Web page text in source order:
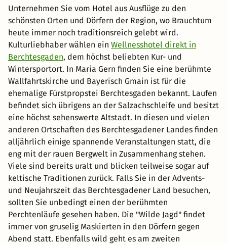
Unternehmen Sie vom Hotel aus Ausflüge zu den
schönsten Orten und Dörfern der Region, wo Brauchtum
heute immer noch traditionsreich gelebt wird.
Kulturliebhaber wählen ein Wellnesshotel direkt in
Berchtesgaden, dem höchst beliebten Kur- und
Wintersportort. In Maria Gern finden Sie eine berühmte
Wallfahrtskirche und Bayerisch Gmain ist für die
ehemalige Fürstpropstei Berchtesgaden bekannt. Laufen
befindet sich übrigens an der Salzachschleife und besitzt
eine höchst sehenswerte Altstadt. In diesen und vielen
anderen Ortschaften des Berchtesgadener Landes finden
alljährlich einige spannende Veranstaltungen statt, die
eng mit der rauen Bergwelt in Zusammenhang stehen.
Viele sind bereits uralt und blicken teilweise sogar auf
keltische Traditionen zurück. Falls Sie in der Advents-
und Neujahrszeit das Berchtesgadener Land besuchen,
sollten Sie unbedingt einen der berühmten
Perchtenläufe gesehen haben. Die "Wilde Jagd" findet
immer von gruselig Maskierten in den Dörfern gegen
Abend statt. Ebenfalls wild geht es am zweiten